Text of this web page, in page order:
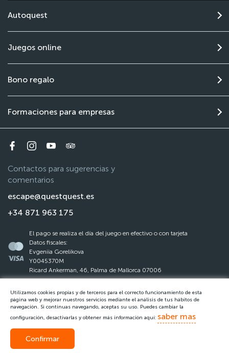
Autoquest
Juegos online
Bono regalo
Formaciones para empresas
Contactos para sugerencias y
comentarios
escape@questquest.es
+34 871 963 175
La ley de protección de datos
Reglas del Questquest
El pago se realiza el día del juego en efectivo o con tarjeta
Datos fiscales:
Evgeniia Gorelikova
Y0045370M
Ricard Ankerman, 46, Palma de Mallorca 07006
Utilizamos cookies propias y de terceros para el correcto funcionamiento de esta
página web y mejorar nuestros servicios mediante el análisis de tus hábitos de
navegación. Si continuas navegando, aceptas su uso. Puedes cambiar la
configuración, desactivarlas y obtener más información aquí: saber mas
Confirmar